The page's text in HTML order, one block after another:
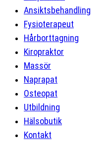
Ansiktsbehandling
Fysioterapeut
Hårborttagning
Kiropraktor
Massör
Naprapat
Osteopat
Utbildning
Hälsobutik
Kontakt